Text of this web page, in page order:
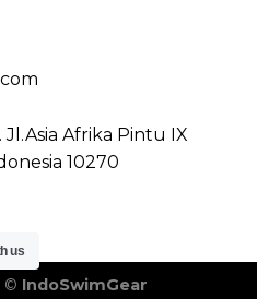
Jl.Asia Afrika Pintu IX
10270
© IndoSwimGear
us